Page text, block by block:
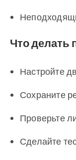
Что делать
Настройте
Сохраните
Проверьте
Сделайте